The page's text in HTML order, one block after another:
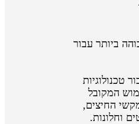
ביותר עבור
המקובל
החיצים,